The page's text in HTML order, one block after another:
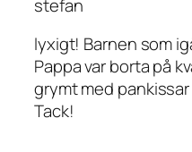
stefan
lyxigt! Barnen som
Pappa var borta på
grymt med
Tack!